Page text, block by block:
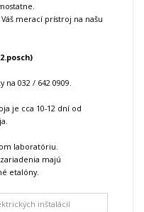
merací prístroj na našu
032 / 642 0909.
je cca 10-12 dní od
laboratóriu.
majú
etalóny.